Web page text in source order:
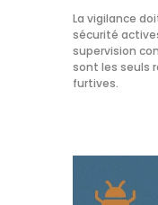
La vigilance
sécurité
supervision
sont les seuls
furtives.